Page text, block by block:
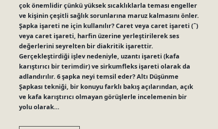
çok önemlidir çünkü yüksek sıcaklıklarla teması engeller
ve kişinin çeşitli sağlık sorunlarına maruz kalmasını önler.
Şapka işareti ne için kullanılır? Caret veya caret işareti (ˆ)
veya caret işareti, harfin üzerine yerleştirilerek ses
değerlerini seyrelten bir diakritik işarettir.
Gerçekleştirdiği işlev nedeniyle, uzantı işareti (kafa
karıştırıcı bir terimdir) ve sirkumfleks işareti olarak da
adlandırılır. 6 şapka neyi temsil eder? Altı Düşünme
Şapkası tekniği, bir konuyu farklı bakış açılarından, açık
ve kafa karıştırıcı olmayan görüşlerle incelemenin bir
yolu olarak…